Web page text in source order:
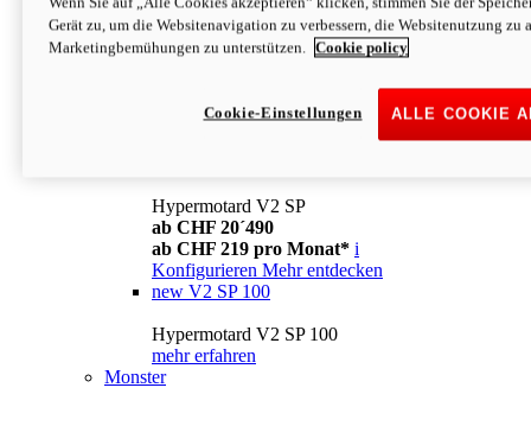
Konfigurieren Mehr entdecken
newV2
ab CHF 169 pro Monat* i
Mehr entdecken
Hypermotard V2 SP
ab CHF 20´490
ab CHF 219 pro Monat* i
Konfigurieren Mehr entdecken
new V2 SP 100
Hypermotard V2 SP 100
mehr erfahren
Monster
Gerät zu, um die Websitenavigation zu verbessern, die Websitenutzung zu
Marketingbemühungen zu unterstützen.
Cookie policy
ALLE COOKIE
Cookie-Einstellungen